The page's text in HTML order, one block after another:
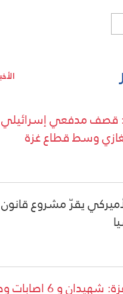
قصف مدفعي
وسط قطاع غزة
يقرّ مشروع
وزارة الصحة في غزة: